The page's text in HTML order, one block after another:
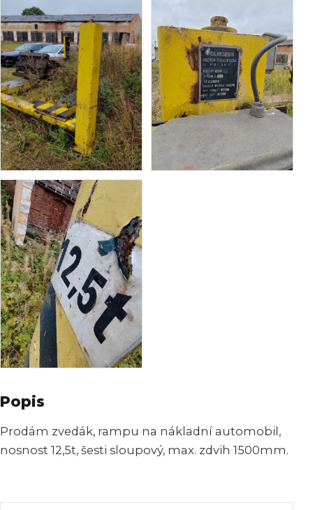
Popis
Prodám zvedák, rampu na nákladní automobil,
nosnost 12,5t, šesti sloupový, max. zdvih 1500mm.